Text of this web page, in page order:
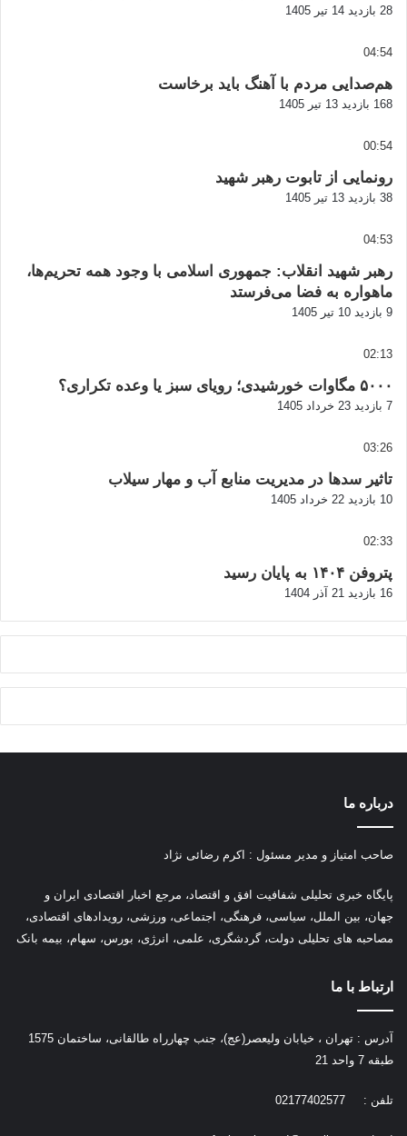
28 بازدید 14 تیر 1405
04:54
هم‌صدایی مردم با آهنگ باید برخاست
168 بازدید 13 تیر 1405
00:54
رونمایی از تابوت رهبر شهید
38 بازدید 13 تیر 1405
04:53
رهبر شهید انقلاب: جمهوری اسلامی با وجود همه تحریم‌ها،
ماهواره به فضا می‌فرستد
9 بازدید 10 تیر 1405
02:13
۵۰۰۰ مگاوات خورشیدی؛ رویای سبز یا وعده تکراری؟
7 بازدید 23 خرداد 1405
03:26
تاثیر سدها در مدیریت منابع آب و مهار سیلاب
10 بازدید 22 خرداد 1405
02:33
پتروفن ۱۴۰۴ به پایان رسید
16 بازدید 21 آذر 1404
درباره ما
صاحب امتیاز و مدیر مسئول : اکرم رضائی نژاد
پایگاه خبری تحلیلی شفافیت افق و اقتصاد، مرجع اخبار اقتصادی ایران و
جهان، بین الملل، سیاسی، فرهنگی، اجتماعی، ورزشی، رویدادهای اقتصادی،
مصاحبه های تحلیلی دولت، گردشگری، علمی، انرژی، بورس، سهام، بیمه بانک
ارتباط با ما
آدرس : تهران ، خیابان ولیعصر(عج)، جنب چهارراه طالقانی، ساختمان 1575
طبقه 7 واحد 21
تلفن : 02177402577